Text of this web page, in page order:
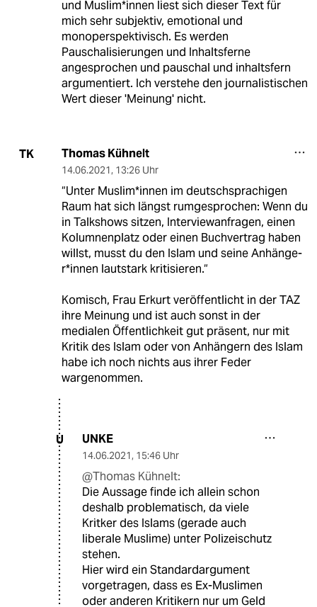
und Muslim*innen liest sich dieser Text für
mich sehr subjektiv, emotional und
monoperspektivisch. Es werden
Pauschalisierungen und Inhaltsferne
angesprochen und pauschal und inhaltsfern
argumentiert. Ich verstehe den journalistischen
Wert dieser 'Meinung' nicht.
TK Thomas Kühnelt
14.06.2021, 13:26 Uhr
“Unter Mus­li­m*in­nen im deutschsprachigen
Raum hat sich längst rumgesprochen: Wenn du
in Talkshows sitzen, Interviewanfragen, einen
Kolumnenplatz oder einen Buchvertrag haben
willst, musst du den Islam und seine An­hän­ge­
r*in­nen lautstark kritisieren.“
Komisch, Frau Erkurt veröffentlicht in der TAZ
ihre Meinung und ist auch sonst in der
medialen Öffentlichkeit gut präsent, nur mit
Kritik des Islam oder von Anhängern des Islam
habe ich noch nichts aus ihrer Feder
wargenommen.
U UNKE
14.06.2021, 15:46 Uhr
@Thomas Kühnelt:
Die Aussage finde ich allein schon
deshalb problematisch, da viele
Kritker des Islams (gerade auch
liberale Muslime) unter Polizeischutz
stehen.
Hier wird ein Standardargument
vorgetragen, dass es Ex-Muslimen
oder anderen Kritikern nur um Geld